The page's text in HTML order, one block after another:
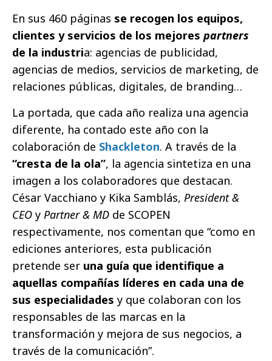
En sus 460 páginas se recogen los equipos,
clientes y servicios de los mejores partners
de la industria: agencias de publicidad,
agencias de medios, servicios de marketing, de
relaciones públicas, digitales, de branding…
La portada, que cada año realiza una agencia
diferente, ha contado este año con la
colaboración de Shackleton. A través de la
“cresta de la ola”, la agencia sintetiza en una
imagen a los colaboradores que destacan.
César Vacchiano y Kika Samblás, President &
CEO y Partner & MD de SCOPEN
respectivamente, nos comentan que “como en
ediciones anteriores, esta publicación
pretende ser una guía que identifique a
aquellas compañías líderes en cada una de
sus especialidades y que colaboran con los
responsables de las marcas en la
transformación y mejora de sus negocios, a
través de la comunicación”.